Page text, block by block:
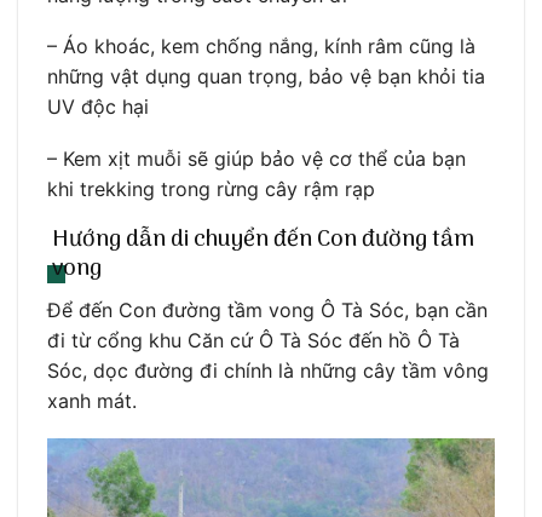
– Áo khoác, kem chống nắng, kính râm cũng là
những vật dụng quan trọng, bảo vệ bạn khỏi tia
UV độc hại
– Kem xịt muỗi sẽ giúp bảo vệ cơ thể của bạn
khi trekking trong rừng cây rậm rạp
Hướng dẫn di chuyển đến Con đường tầm
vong
Để đến Con đường tầm vong Ô Tà Sóc, bạn cần
đi từ cổng khu Căn cứ Ô Tà Sóc đến hồ Ô Tà
Sóc, dọc đường đi chính là những cây tầm vông
xanh mát.